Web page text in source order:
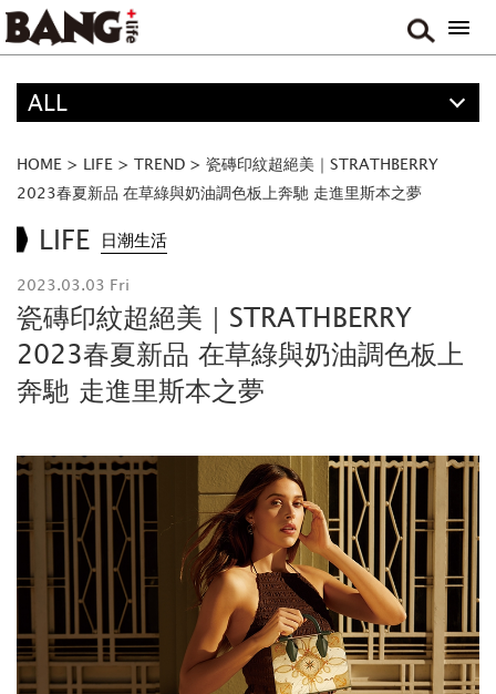
ALL
ANIME
FOOD
TRAVEL
MUSIC
GAME
HOME > LIFE > TREND > 瓷磚印紋超絕美｜STRATHBERRY
2023春夏新品 在草綠與奶油調色板上奔馳 走進里斯本之夢
LIFE 日潮生活
2023.03.03 Fri
瓷磚印紋超絕美｜STRATHBERRY
2023春夏新品 在草綠與奶油調色板上
奔馳 走進里斯本之夢